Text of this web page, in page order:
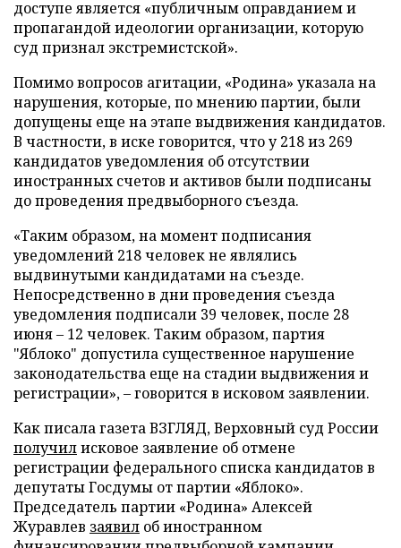
доступе является «публичным оправданием и
пропагандой идеологии организации, которую
суд признал экстремистской».
Помимо вопросов агитации, «Родина» указала на
нарушения, которые, по мнению партии, были
допущены еще на этапе выдвижения кандидатов.
В частности, в иске говорится, что у 218 из 269
кандидатов уведомления об отсутствии
иностранных счетов и активов были подписаны
до проведения предвыборного съезда.
«Таким образом, на момент подписания
уведомлений 218 человек не являлись
выдвинутыми кандидатами на съезде.
Непосредственно в дни проведения съезда
уведомления подписали 39 человек, после 28
июня – 12 человек. Таким образом, партия
"Яблоко" допустила существенное нарушение
законодательства еще на стадии выдвижения и
регистрации», – говорится в исковом заявлении.
Как писала газета ВЗГЛЯД, Верховный суд России
получилисковое заявление об отмене
регистрации федерального списка кандидатов в
депутаты Госдумы от партии «Яблоко».
Председатель партии «Родина» Алексей
Журавлев заявил об иностранном